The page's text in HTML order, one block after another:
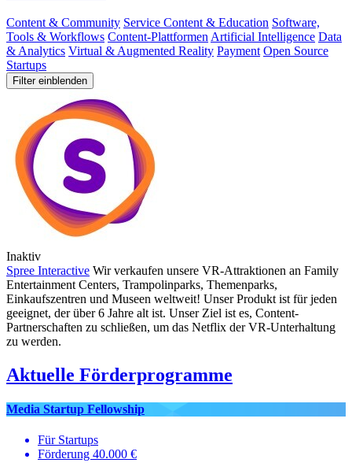
Content & Community Service Content & Education Software,
Tools & Workflows Content-Plattformen Artificial Intelligence Data
& Analytics Virtual & Augmented Reality Payment Open Source
Startups
Filter einblenden
Inaktiv
Spree Interactive Wir verkaufen unsere VR-Attraktionen an Family
Entertainment Centers, Trampolinparks, Themenparks,
Einkaufszentren und Museen weltweit! Unser Produkt ist für jeden
geeignet, der über 6 Jahre alt ist. Unser Ziel ist es, Content-
Partnerschaften zu schließen, um das Netflix der VR-Unterhaltung
zu werden.
Aktuelle Förderprogramme
Media Startup Fellowship
Für Startups
Förderung 40.000 €